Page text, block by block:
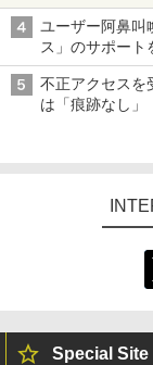
ち・ざ・ろーど
ユーザー阿鼻叫
ス」のサポート
不正アクセスを
は「痕跡なし」
Special Site